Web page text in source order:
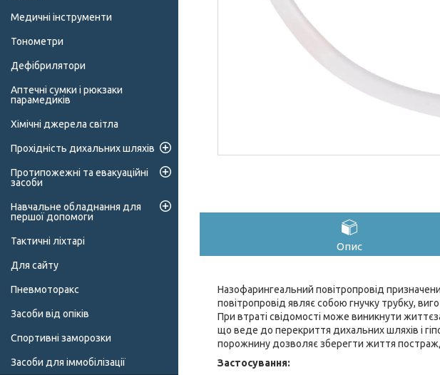
Опис
Назофарингеальний повітропровід
повітропровід являє собою гнучку трубку,
При втраті свідомості може виникнути
що веде до перекриття дихальних шляхів і
порожнину дозволяє зберегти життя
Застосування:
Медичні інструменти
Тонометри
Дефібрилятори
Аптечні сумки і рюкзаки
парамедиків
Хімічні джерела світла
Прохідність дихальних шляхів
Протипожежні та евакуаційні
засоби
Навчальне обладнання для
першої допомоги
Тактичні ліхтарі
Для сайту
Пневмоторакс
Засоби від опіків
Спортивні заморозки
Засоби для іммобілізації